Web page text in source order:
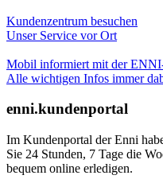
Kundenzentrum besuchen
Unser Service vor Ort
Mobil informiert mit der
Alle wichtigen Infos immer
enni.kundenportal
Im Kundenportal der Enni
Sie 24 Stunden, 7 Tage die
bequem online erledigen.